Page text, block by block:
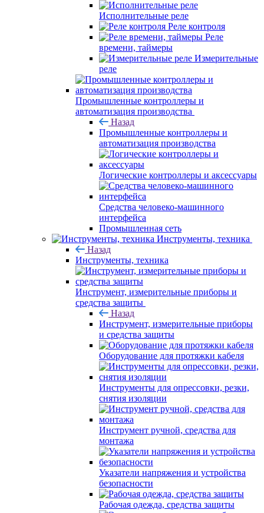
Исполнительные реле
Реле контроля
Реле
времени, таймеры
Измерительные
реле
Промышленные контроллеры и
автоматизация производства
Назад
Промышленные контроллеры и
автоматизация производства
Логические контроллеры и аксессуары
Средства человеко-машинного
интерфейса
Промышленная сеть
Инструменты, техника
Назад
Инструменты, техника
Инструмент, измерительные приборы и
средства защиты
Назад
Инструмент, измерительные приборы
и средства защиты
Оборудование для протяжки кабеля
Инструменты для опрессовки, резки,
снятия изоляции
Инструмент ручной, средства для
монтажа
Указатели напряжения и устройства
безопасности
Рабочая одежда, средства защиты